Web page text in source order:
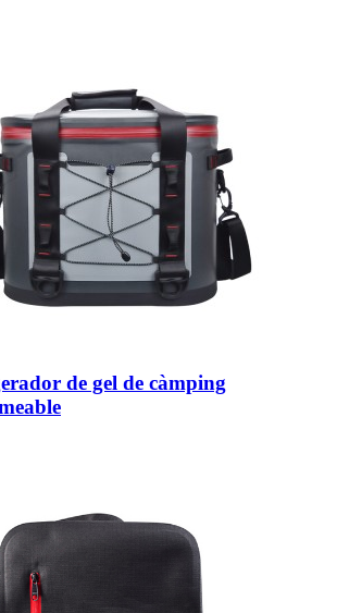
de gel de càmping